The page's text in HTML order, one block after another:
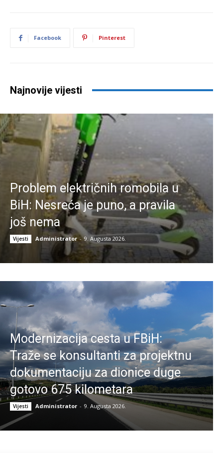
Facebook Pinterest
Najnovije vijesti
Problem električnih romobila u
BiH: Nesreća je puno, a pravila
još nema
Vijesti Administrator - 9. Augusta 2026.
Modernizacija cesta u FBiH:
Traže se konsultanti za projektnu
dokumentaciju za dionice duge
gotovo 675 kilometara
Vijesti Administrator - 9. Augusta 2026.